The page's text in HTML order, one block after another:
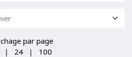
par page
| 24 | 100